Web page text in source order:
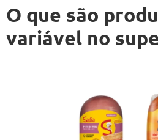
O que são
variável no